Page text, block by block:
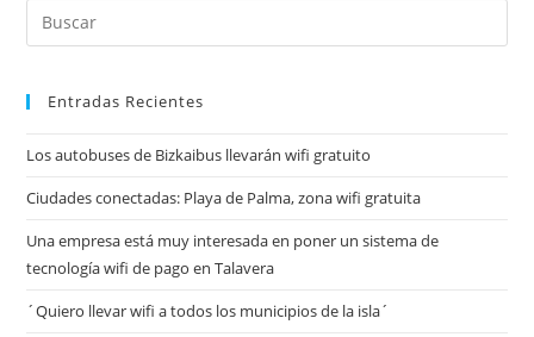
Entradas Recientes
Los autobuses de Bizkaibus llevarán wifi gratuito
Ciudades conectadas: Playa de Palma, zona wifi gratuita
Una empresa está muy interesada en poner un sistema de
tecnología wifi de pago en Talavera
´Quiero llevar wifi a todos los municipios de la isla´